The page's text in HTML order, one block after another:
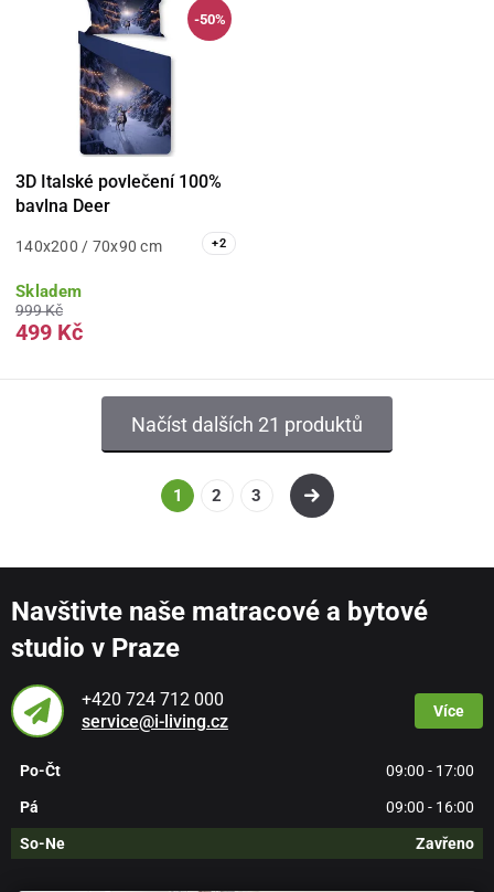
-50%
3D Italské povlečení 100%
bavlna Deer
140x200 / 70x90 cm +2
Skladem
999 Kč
499 Kč
Načíst dalších 21 produktů
1 2 3
Navštivte naše matracové a bytové
studio v Praze
+420 724 712 000
service@i-living.cz
Více
Po-Čt 09:00 - 17:00
Pá 09:00 - 16:00
So-Ne Zavřeno